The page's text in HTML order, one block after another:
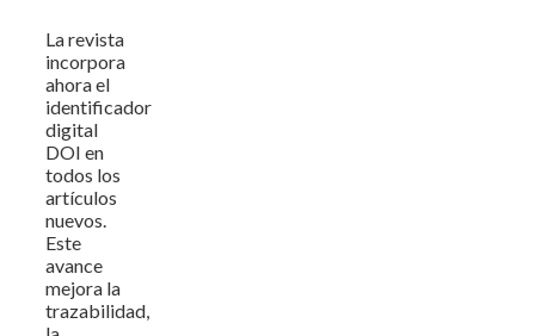
La revista
incorpora
ahora el
identificador
digital
DOI en
todos los
artículos
nuevos.
Este
avance
mejora la
trazabilidad,